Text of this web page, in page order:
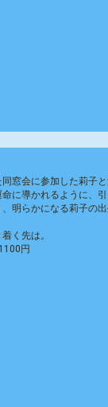
窓会に参加した莉子と
に導かれるように、引
明らかになる莉子の
く先は。
円